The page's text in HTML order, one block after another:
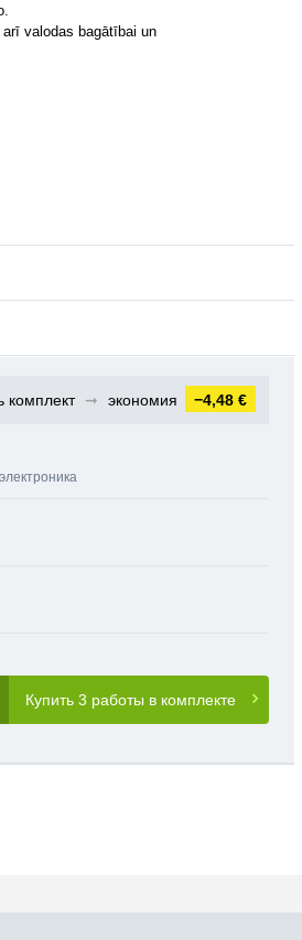
valodas bagātībai un
комплект ➞ экономия −4,48 €
Купить 3 работы в комплекте